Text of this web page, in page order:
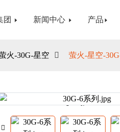
团 新闻中心 产品
火-30G-星空 萤火-星空-
Loading...
Loading...